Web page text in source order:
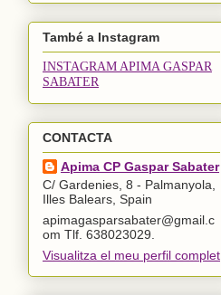
També a Instagram
INSTAGRAM APIMA GASPAR
SABATER
CONTACTA
Apima CP Gaspar Sabater
C/ Gardenies, 8 - Palmanyola,
Illes Balears, Spain
apimagasparsabater@gmail.c
om Tlf. 638023029.
Visualitza el meu perfil complet